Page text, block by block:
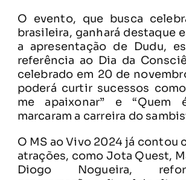
O evento, que busca
brasileira, ganhará destaque
a apresentação de Dudu,
referência ao Dia da
celebrado em 20 de
poderá curtir sucessos
me apaixonar” e “Quem
marcaram a carreira do
O MS ao Vivo 2024 já contou
atrações, como Jota Quest,
Diogo Nogueira,